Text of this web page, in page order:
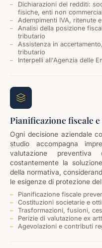
Dichiarazioni dei redditi:
fisiche, enti non
Adempimenti IVA, ritenute
Analisi della posizione
tributario
Assistenza in
tributario
Interpelli all'Agenzia delle
Pianificazione fiscale
Ogni decisione aziendale
studio accompagna
valutazione
costantemente la
della normativa,
le esigenze di protezione
Pianificazione fiscale
Costituzioni societarie e
Trasformazioni, fusioni,
Perizie di valutazione ex
Agevolazioni e contributi